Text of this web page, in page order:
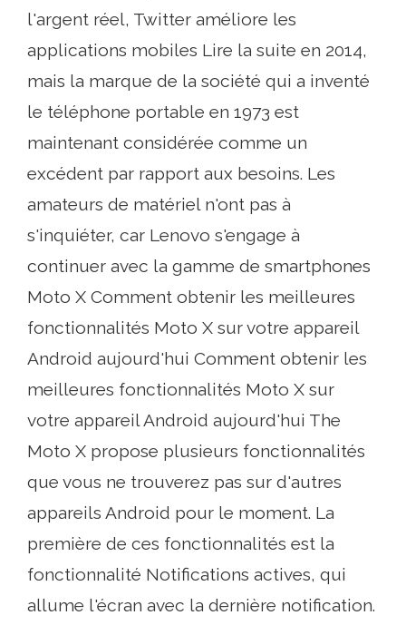
l'argent réel, Twitter améliore les
applications mobiles Lire la suite en 2014,
mais la marque de la société qui a inventé
le téléphone portable en 1973 est
maintenant considérée comme un
excédent par rapport aux besoins. Les
amateurs de matériel n'ont pas à
s'inquiéter, car Lenovo s'engage à
continuer avec la gamme de smartphones
Moto X Comment obtenir les meilleures
fonctionnalités Moto X sur votre appareil
Android aujourd'hui Comment obtenir les
meilleures fonctionnalités Moto X sur
votre appareil Android aujourd'hui The
Moto X propose plusieurs fonctionnalités
que vous ne trouverez pas sur d'autres
appareils Android pour le moment. La
première de ces fonctionnalités est la
fonctionnalité Notifications actives, qui
allume l'écran avec la dernière notification.